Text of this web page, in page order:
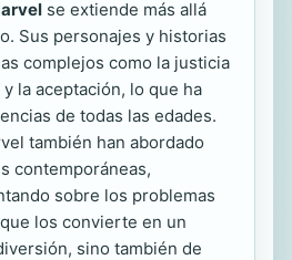
se extiende más allá
Sus personajes y historias
complejos como la justicia
la aceptación, lo que ha
de todas las edades.
también han abordado
contemporáneas,
sobre los problemas
los convierte en un
sino también de